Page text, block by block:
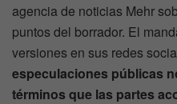
agencia de noticias Mehr
puntos del borrador. El
versiones en sus redes
especulaciones públicas
términos que las partes